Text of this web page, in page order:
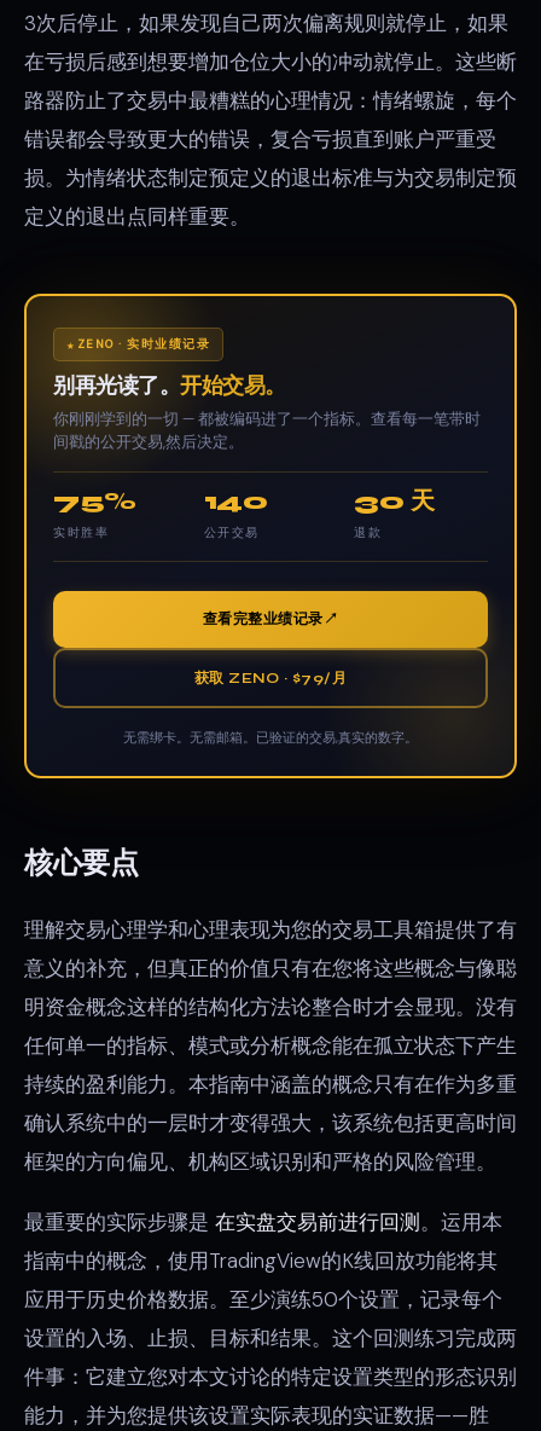
3次后停止，如果发现自己两次偏离规则就停止，如果
在亏损后感到想要增加仓位大小的冲动就停止。这些断
路器防止了交易中最糟糕的心理情况：情绪螺旋，每个
错误都会导致更大的错误，复合亏损直到账户严重受
损。为情绪状态制定预定义的退出标准与为交易制定预
定义的退出点同样重要。
ZENO · 实时业绩记录
别再光读了。 开始交易。
你刚刚学到的一切 — 都被编码进了一个指标。查看每一笔带时
间戳的公开交易,然后决定。
75%
实时胜率
140
公开交易
30 天
退款
查看完整业绩记录
获取 ZENO · $79/月
无需绑卡。无需邮箱。已验证的交易,真实的数字。
核心要点
理解交易心理学和心理表现为您的交易工具箱提供了有
意义的补充，但真正的价值只有在您将这些概念与像聪
明资金概念这样的结构化方法论整合时才会显现。没有
任何单一的指标、模式或分析概念能在孤立状态下产生
持续的盈利能力。本指南中涵盖的概念只有在作为多重
确认系统中的一层时才变得强大，该系统包括更高时间
框架的方向偏见、机构区域识别和严格的风险管理。
最重要的实际步骤是 在实盘交易前进行回测。运用本
指南中的概念，使用TradingView的K线回放功能将其
应用于历史价格数据。至少演练50个设置，记录每个
设置的入场、止损、目标和结果。这个回测练习完成两
件事：它建立您对本文讨论的特定设置类型的形态识别
能力，并为您提供该设置实际表现的实证数据——胜